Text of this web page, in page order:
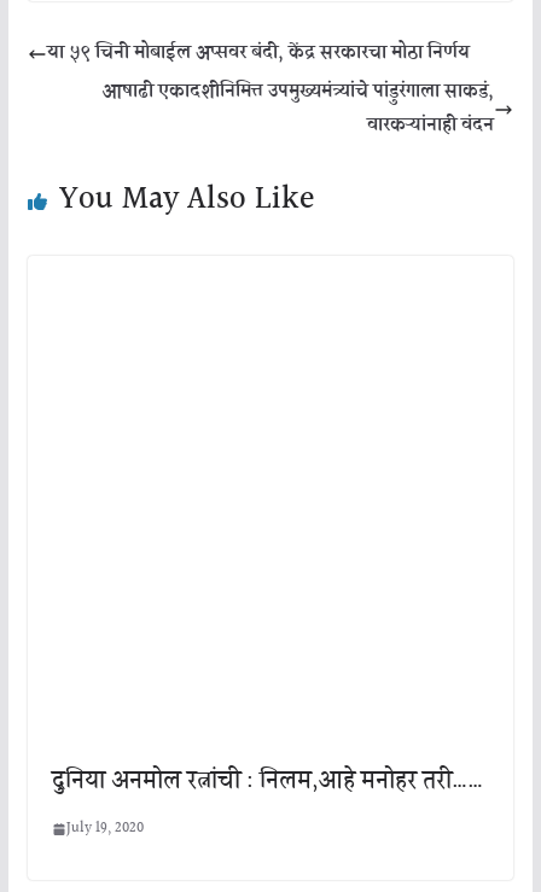
या ५९ चिनी मोबाईल अप्सवर बंदी, केंद्र सरकारचा मोठा निर्णय
आषाढी एकादशीनिमित्त उपमुख्यमंत्र्यांचे पांडुरंगाला साकडं,
वारकऱ्यांनाही वंदन
You May Also Like
दुनिया अनमोल रत्नांची : निलम,आहे मनोहर तरी……
July 19, 2020